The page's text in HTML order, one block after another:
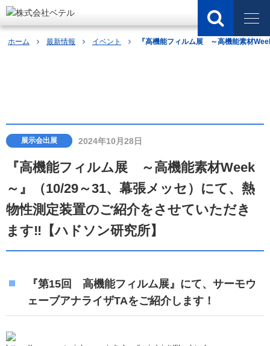
ホーム 最新情報 イベント 『高機能フィルム展 ～高機能素材
展示会出展 2024年10月28日
『高機能フィルム展 ～高機能素材Week
～』（10/29～31、幕張メッセ）にて、熱
物性測定装置のご紹介をさせていただき
ます‼️【ハドソン研究所】
『第15回 高機能フィルム展』にて、サーモウ
ェーブアナライザTAをご紹介します！